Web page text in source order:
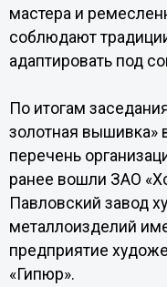
мастера и
соблюдают
адаптировать под
По итогам
золотная
перечень
ранее вошли ЗАО
Павловский завод
металлоизделий
предприятие
«Гипюр».